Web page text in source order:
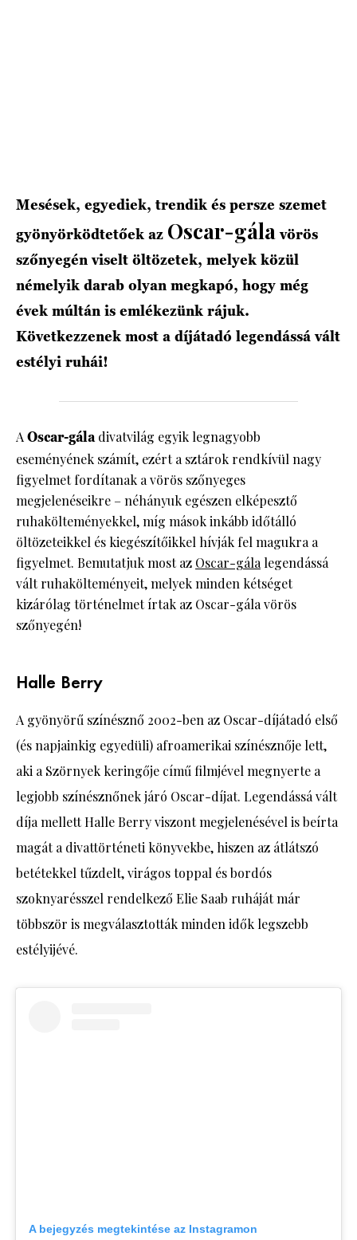
Mesések, egyediek, trendik és persze szemet
gyönyörködtetőek az Oscar-gálavörös
szőnyegén viselt öltözetek, melyek közül
némelyik darab olyan megkapó, hogy még
évek múltán is emlékezünk rájuk.
Következzenek most a díjátadó legendássá vált
estélyi ruhái!
A Oscar-gála divatvilág egyik legnagyobb
eseményének számít, ezért a sztárok rendkívül nagy
figyelmet fordítanak a vörös szőnyeges
megjelenéseikre – néhányuk egészen elképesztő
ruhakölteményekkel, míg mások inkább időtálló
öltözeteikkel és kiegészítőikkel hívják fel magukra a
figyelmet. Bemutatjuk most az Oscar-gála legendássá
vált ruhakölteményeit, melyek minden kétséget
kizárólag történelmet írtak az Oscar-gála vörös
szőnyegén!
Halle Berry
A gyönyörű színésznő 2002-ben az Oscar-díjátadó első
(és napjainkig egyedüli) afroamerikai színésznője lett,
aki a Szörnyek keringője című filmjével megnyerte a
legjobb színésznőnek járó Oscar-díjat. Legendássá vált
díja mellett Halle Berry viszont megjelenésével is beírta
magát a divattörténeti könyvekbe, hiszen az átlátszó
betétekkel tűzdelt, virágos toppal és bordós
szoknyarésszel rendelkező Elie Saab ruháját már
többször is megválasztották minden idők legszebb
estélyijévé.
A bejegyzés megtekintése az Instagramon